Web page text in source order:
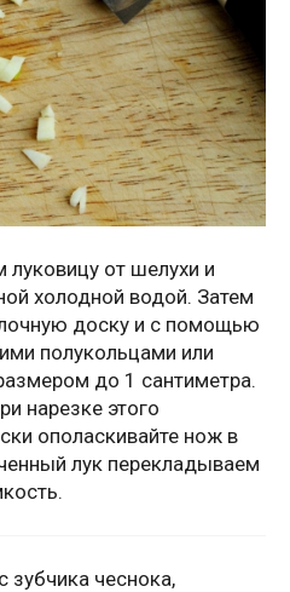
от шелухи и
холодной водой. Затем
доску и с помощью
полукольцами или
до 1 сантиметра.
нарезке этого
ополаскивайте нож в
лук перекладываем
чеснока,